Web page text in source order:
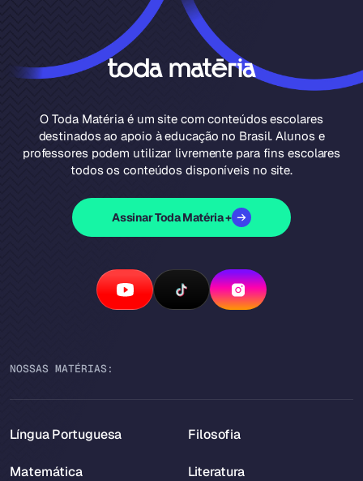
O Toda Matéria é um site com conteúdos escolares
destinados ao apoio à educação no Brasil. Alunos e
professores podem utilizar livremente para fins escolares
todos os conteúdos disponíveis no site.
Assinar Toda Matéria +
NOSSAS MATÉRIAS:
Língua Portuguesa
Matemática
Filosofia
Literatura